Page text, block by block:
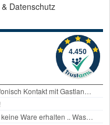
& Datenschutz